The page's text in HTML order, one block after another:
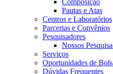
Composição
Pautas e Atas
Centros e Laboratórios
Parcerias e Convênios
Pesquisadores
Nossos
Serviços
Oportunidades de
Dúvidas Frequentes